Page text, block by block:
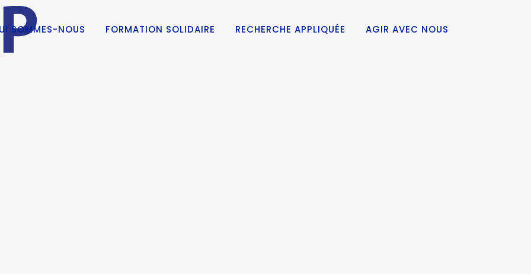
SOMMES-NOUS FORMATION SOLIDAIRE RECHERCHE APPLIQUÉE AGIR AVEC NOUS